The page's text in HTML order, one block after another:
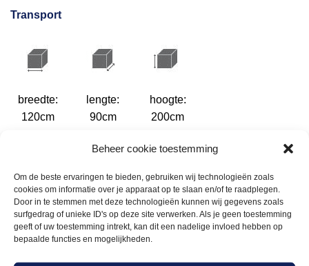
Beheer cookie toestemming
Om de beste ervaringen te bieden, gebruiken wij technologieën zoals
cookies om informatie over je apparaat op te slaan en/of te raadplegen.
Door in te stemmen met deze technologieën kunnen wij gegevens zoals
surfgedrag of unieke ID's op deze site verwerken. Als je geen toestemming
geeft of uw toestemming intrekt, kan dit een nadelige invloed hebben op
bepaalde functies en mogelijkheden.
Transport
breedte:
120cm
lengte:
90cm
hoogte:
200cm
Gerelateerde
producten